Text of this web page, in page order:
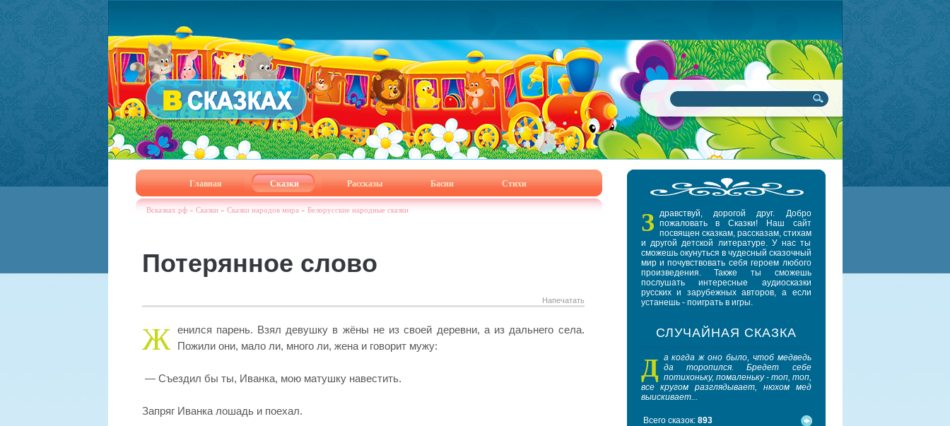
Главная Сказки Рассказы Басни Стихи
Всказках.рф» Сказки» Сказки народов мира » Белорусские народные сказки
Потерянное слово
Напечатать
Ж
енился парень. Взял девушку в жёны не из своей деревни, а из дальнего села.
Пожили они, мало ли, много ли, жена и говорит мужу:
— Съездил бы ты, Иванка, мою матушку навестить.
Запряг Иванка лошадь и поехал.
З дравствуй, дорогой друг. Добро
пожаловать в Сказки! Наш сайт
посвящен сказкам, рассказам, стихам
и другой детской литературе. У нас ты
сможешь окунуться в чудесный сказочный
мир и почувствовать себя героем любого
произведения. Также ты сможешь
послушать интересные аудиосказки
русских и зарубежных авторов, а если
устанешь - поиграть в игры.
СЛУЧАЙНАЯ СКАЗКА
Д а когда ж оно было, чтоб медведь
да торопился. Бредет себе
потихоньку, помаленьку - топ, топ,
все кругом разглядывает, нюхом мед
выискивает...
П
собачка лежала у нее в ногах....
Всего сказок: 893